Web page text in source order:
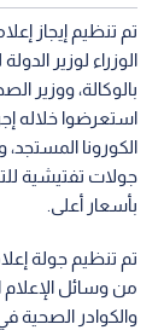
الوزراء لوزير
بالوكالة، ووزير
استعرضوا خلاله
الكورونا
جولات تفتيشية
بأسعار أعلى.
تم تنظيم جولة
من وسائل الإعلام
والكوادر الصحية